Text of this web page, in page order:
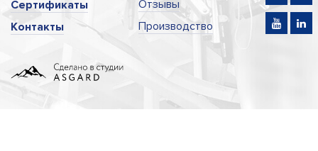
Сертификаты
Контакты
Отзывы
Производство